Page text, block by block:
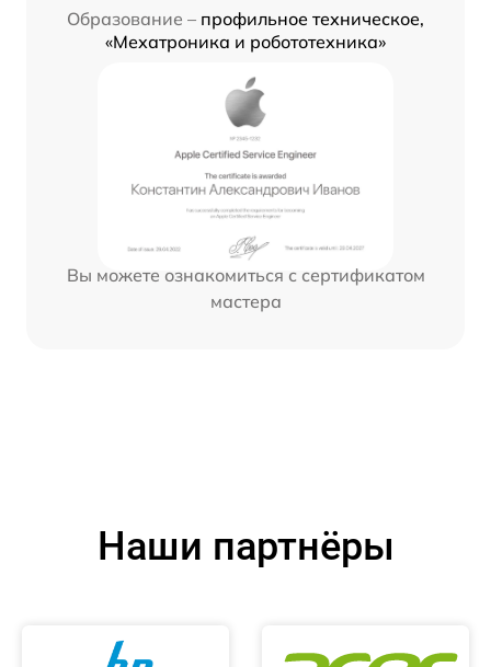
Образование – профильное техническое,
«Мехатроника и робототехника»
Вы можете ознакомиться с сертификатом
мастера
Наши партнёры